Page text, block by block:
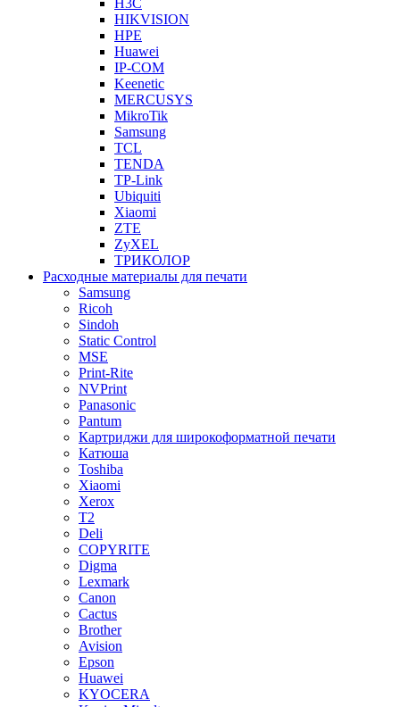
H3C
HIKVISION
HPE
Huawei
IP-COM
Keenetic
MERCUSYS
MikroTik
Samsung
TCL
TENDA
TP-Link
Ubiquiti
Xiaomi
ZTE
ZyXEL
ТРИКОЛОР
Расходные материалы для печати
Samsung
Ricoh
Sindoh
Static Control
MSE
Print-Rite
NVPrint
Panasonic
Pantum
Картриджи для широкоформатной печати
Катюша
Toshiba
Xiaomi
Xerox
T2
Deli
COPYRITE
Digma
Lexmark
Canon
Cactus
Brother
Avision
Epson
Huawei
KYOCERA